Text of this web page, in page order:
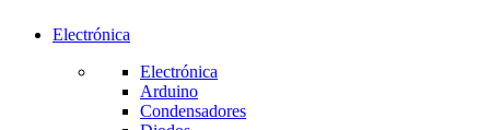
Electrónica
Electrónica
Arduino
Condensadores